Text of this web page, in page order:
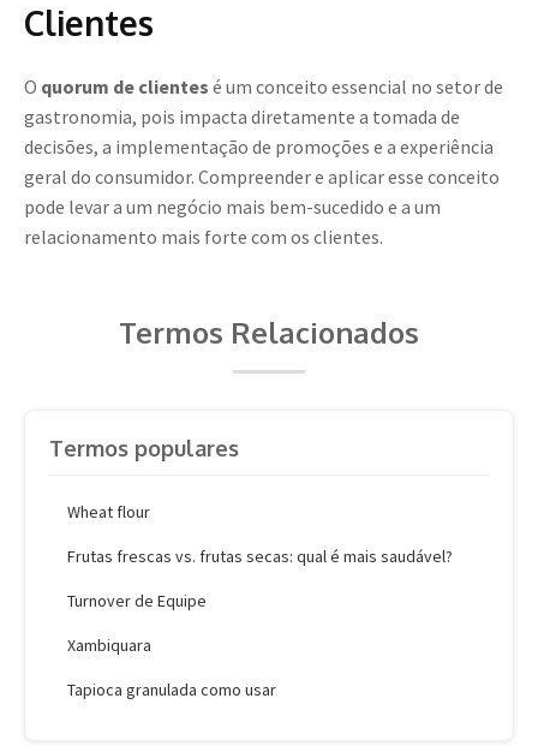
Clientes
O quorum de clientes é um conceito essencial no setor de
gastronomia, pois impacta diretamente a tomada de
decisões, a implementação de promoções e a experiência
geral do consumidor. Compreender e aplicar esse conceito
pode levar a um negócio mais bem-sucedido e a um
relacionamento mais forte com os clientes.
Termos Relacionados
Termos populares
Wheat flour
Frutas frescas vs. frutas secas: qual é mais saudável?
Turnover de Equipe
Xambiquara
Tapioca granulada como usar